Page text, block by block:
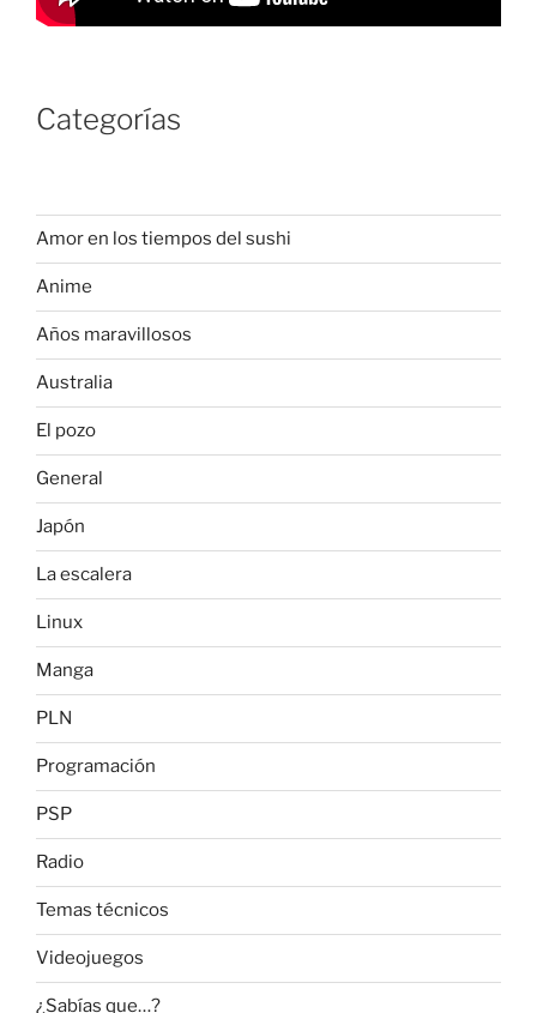
Categorías
Amor en los tiempos del sushi
Anime
Años maravillosos
Australia
El pozo
General
Japón
La escalera
Linux
Manga
PLN
Programación
PSP
Radio
Temas técnicos
Videojuegos
¿Sabías que…?